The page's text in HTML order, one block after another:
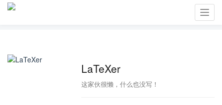
LaTeXer
这家伙很懒，什么也没写！